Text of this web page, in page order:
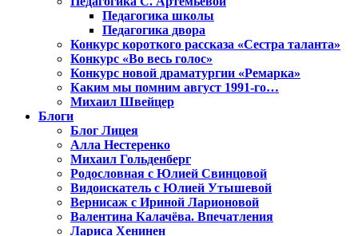
Педагогика школы
Педагогика двора
Конкурс короткого рассказа «Сестра таланта»
Конкурс «Во весь голос»
Конкурс новой драматургии «Ремарка»
Каким мы помним август 1991-го…
Михаил Швейцер
Блоги
Блог Лицея
Алла Нестеренко
Михаил Гольденберг
Родословная с Юлией Свинцовой
Видоискатель с Юлией Утышевой
Вернисаж с Ириной Ларионовой
Валентина Калачёва. Впечатления
Лариса Хенинен